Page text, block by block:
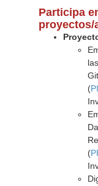
Participa
proyectos/
(
(